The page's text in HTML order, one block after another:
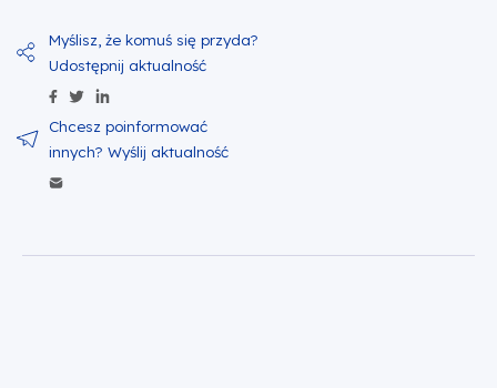
Udostępnij zawartość na Facebook
Udostępnij zawartość na Twitter